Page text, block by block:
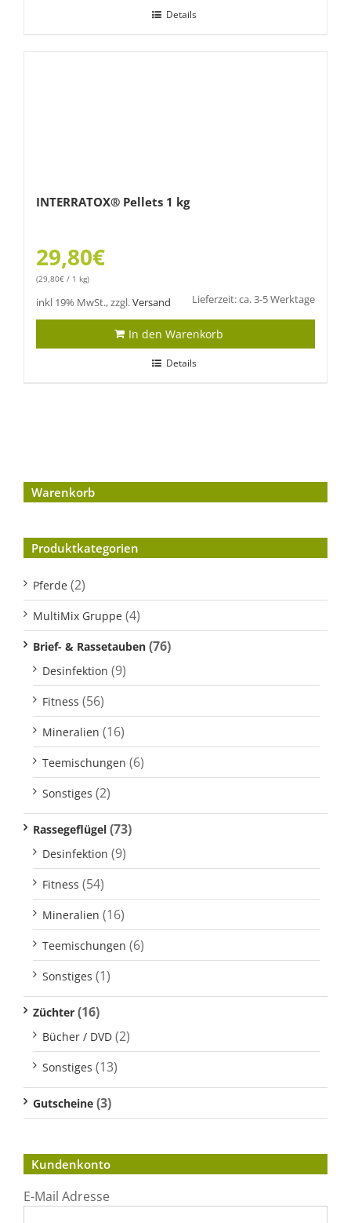
Details
INTERRATOX® Pellets 1 kg
29,80€
(29,80€ / 1 kg)
inkl 19% MwSt., zzgl.Versand Lieferzeit: ca. 3-5 Werktage
In den Warenkorb
Details
Warenkorb
Produktkategorien
Pferde (2)
MultiMix Gruppe (4)
Brief- & Rassetauben (76)
Desinfektion (9)
Fitness (56)
Mineralien (16)
Teemischungen (6)
Sonstiges (2)
Rassegeflügel (73)
Desinfektion (9)
Fitness (54)
Mineralien (16)
Teemischungen (6)
Sonstiges (1)
Züchter (16)
Bücher / DVD (2)
Sonstiges (13)
Gutscheine (3)
Kundenkonto
E-Mail Adresse